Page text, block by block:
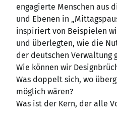
engagierte Menschen aus
und Ebenen in
inspiriert von Beispielen
und überlegten, wie die
der deutschen Verwaltung
Wie können wir
Was doppelt sich, wo
möglich wären?
Was ist der Kern, der alle